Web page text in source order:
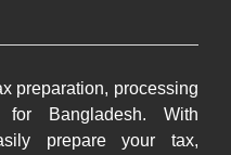
preparation, processing
for Bangladesh. With
prepare your tax,